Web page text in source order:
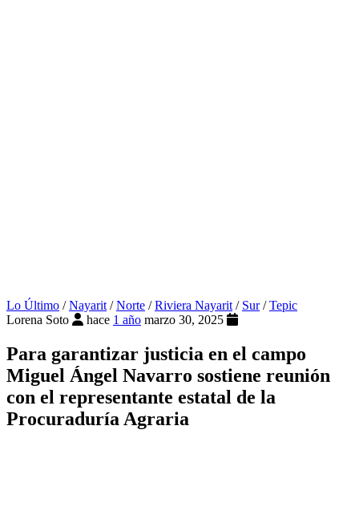
Lo Último /Nayarit/Norte /Riviera Nayarit/ Sur/Tepic
Lorena Soto
hace 1 año marzo 30, 2025
Para garantizar justicia en el campo
Miguel Ángel Navarro sostiene reunión
con el representante estatal de la
Procuraduría Agraria